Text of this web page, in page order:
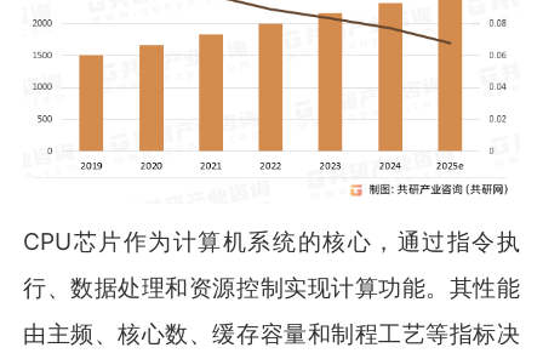
CPU芯片作为计算机系统的核心，通过指令执
行、数据处理和资源控制实现计算功能。其性能
由主频、核心数、缓存容量和制程工艺等指标决